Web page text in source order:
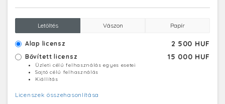
Letöltés Vászon Papír
Alap licensz 2 500 HUF
Bővített licensz 15 000 HUF
Üzleti célú felhasználás egyes esetei
Sajtó célú felhasználás
Kiállítás
Licenszek összehasonlítása